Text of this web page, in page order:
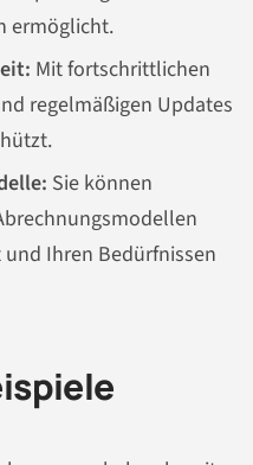
ermöglicht.
Mit fortschrittlichen
regelmäßigen Updates
Sie können
Ihren Bedürfnissen